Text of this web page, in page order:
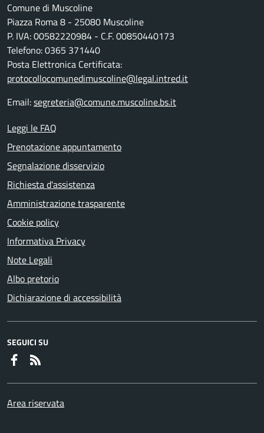
Comune di Muscoline
Piazza Roma 8 - 25080 Muscoline
P. IVA: 00582220984 - C.F. 00850440173
Telefono: 0365 371440
Posta Elettronica Certificata:
protocollocomunedimuscoline@legal.intred.it
Email:segreteria@comune.muscoline.bs.it
Leggi le FAQ
Prenotazione appuntamento
Segnalazione disservizio
Richiesta d'assistenza
Amministrazione trasparente
Cookie policy
Informativa Privacy
Note Legali
Albo pretorio
Dichiarazione di accessibilità
SEGUICI SU
Faceboook
Area riservata